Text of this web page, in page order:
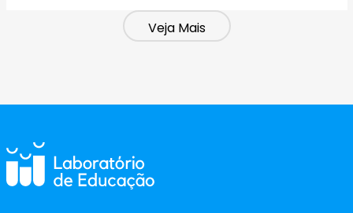
Veja Mais